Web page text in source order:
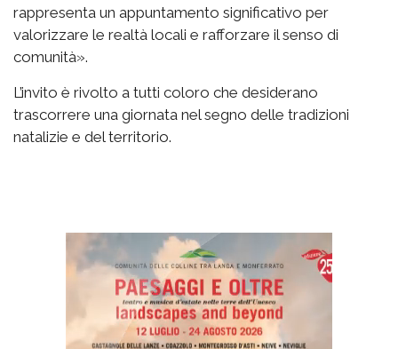
rappresenta un appuntamento significativo per
valorizzare le realtà locali e rafforzare il senso di
comunità».
L’invito è rivolto a tutti coloro che desiderano
trascorrere una giornata nel segno delle tradizioni
natalizie e del territorio.